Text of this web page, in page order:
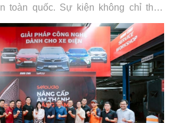
toàn quốc. Sự kiện không chỉ thỏa
gắn kết và lan tỏa giá trị tích cực